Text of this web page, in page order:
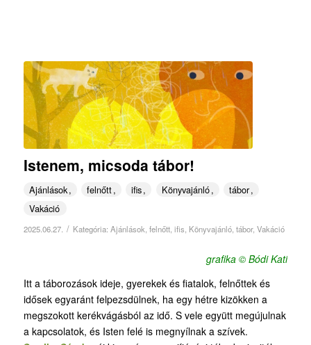
Istenem, micsoda tábor!
Ajánlások felnőtt ifis Könyvajánló
tábor
Vakáció
2025.06.27. / Kategória: Ajánlások, felnőtt, ifis, Könyvajánló, tábor, Vakáció
grafika © Bódi Kati
Itt a táborozások ideje, gyerekek és fiatalok, felnőttek és
idősek egyaránt felpezsdülnek, ha egy hétre kizökken a
megszokott kerékvágásból az idő. S vele együtt megújulnak
a kapcsolatok, és Isten felé is megnyílnak a szívek.